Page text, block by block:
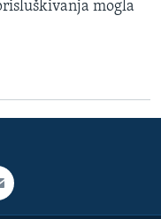
mogla